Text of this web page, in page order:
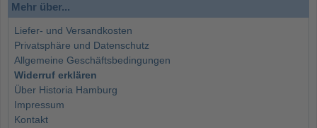
Mehr über...
Liefer- und Versandkosten
Privatsphäre und Datenschutz
Allgemeine Geschäftsbedingungen
Widerruf erklären
Über Historia Hamburg
Impressum
Kontakt